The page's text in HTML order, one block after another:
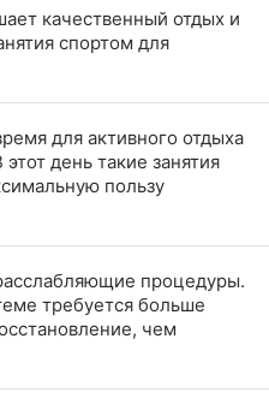
качественный отдых и
спортом для
для активного отдыха
день такие занятия
пользу
процедуры.
требуется больше
чем